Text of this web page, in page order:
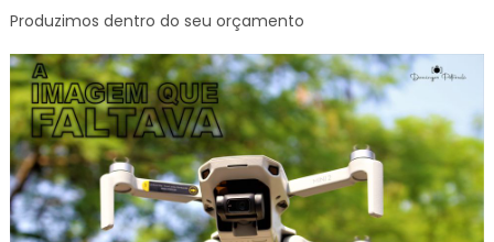
Produzimos dentro do seu orçamento